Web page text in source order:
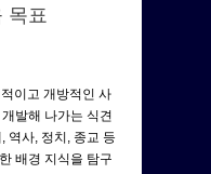
목표
이고 개방적인 사
발해 나가는 식견
역사, 정치, 종교 등
배경 지식을 탐구